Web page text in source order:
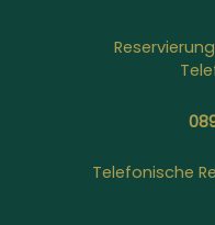
Telefonische